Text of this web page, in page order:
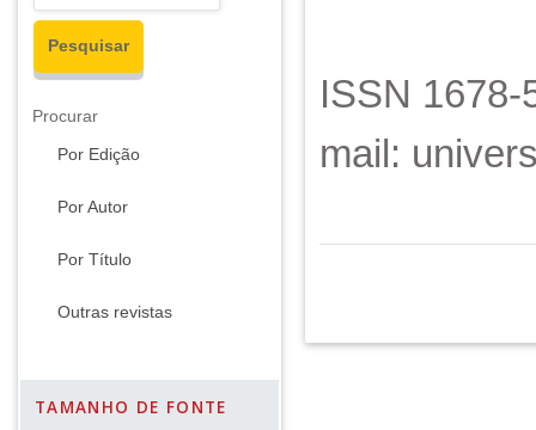
Procurar
Por Edição
Por Autor
Por Título
Outras revistas
TAMANHO DE FONTE
ISSN
mail: